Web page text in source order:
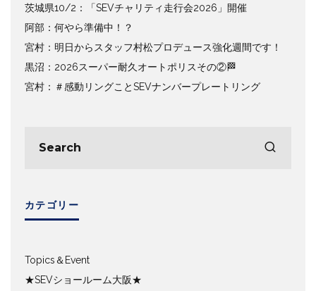
茨城県10/2：「SEVチャリティ走行会2026」開催
阿部：何やら準備中！？
宮村：明日からスタッフ村松プロデュース強化週間です！
黒沼：2026スーパー耐久オートポリスその②🏁
宮村：＃感動リングことSEVナンバープレートリング
カテゴリー
Topics＆Event
★SEVショールーム大阪★